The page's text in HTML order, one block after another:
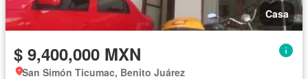
Casa
$ 9,400,000 MXN
San Simón Ticumac, Benito Juárez